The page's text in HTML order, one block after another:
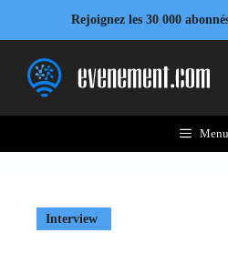
contenu
Rejoignez les 30 000
Menu
Interview